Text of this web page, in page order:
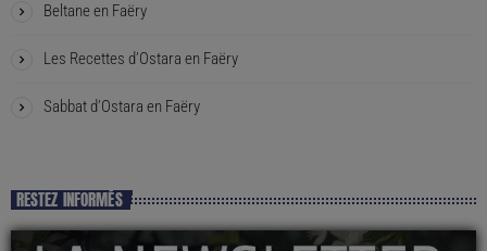
Beltane en Faëry
Les Recettes d’Ostara en Faëry
Sabbat d’Ostara en Faëry
RESTEZ INFORMÉS